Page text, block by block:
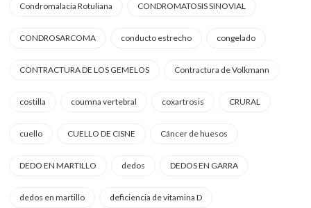
Condromalacia Rotuliana CONDROMATOSIS SINOVIAL
CONDROSARCOMA conducto estrecho congelado
CONTRACTURA DE LOS GEMELOS Contractura de Volkmann
costilla coumna vertebral coxartrosis CRURAL
cuello CUELLO DE CISNE Cáncer de huesos
DEDO EN MARTILLO dedos DEDOS EN GARRA
dedos en martillo deficiencia de vitamina D